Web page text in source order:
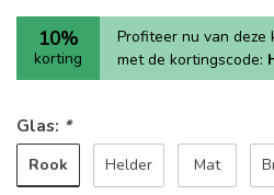
10%
korting
Profiteer nu van
met de kortingscode:
Glas: *
Rook Helder Mat